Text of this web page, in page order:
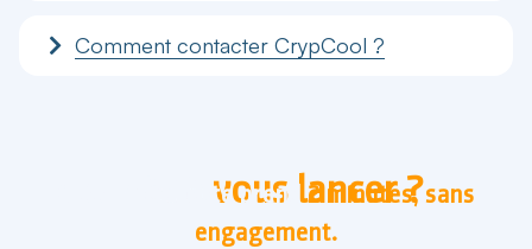
Comment contacter CrypCool ?
vous lancer ?
Créer un compte prend2 minutes, sans
engagement.